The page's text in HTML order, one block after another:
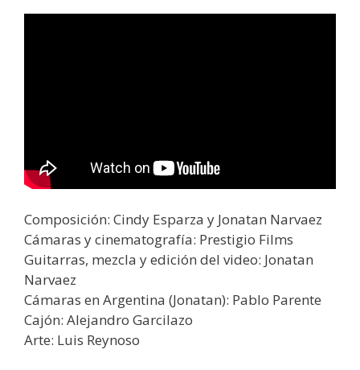
Composición: Cindy Esparza y Jonatan Narvaez
Cámaras y cinematografía: Prestigio Films
Guitarras, mezcla y edición del video: Jonatan
Narvaez
Cámaras en Argentina (Jonatan): Pablo Parente
Cajón: Alejandro Garcilazo
Arte: Luis Reynoso